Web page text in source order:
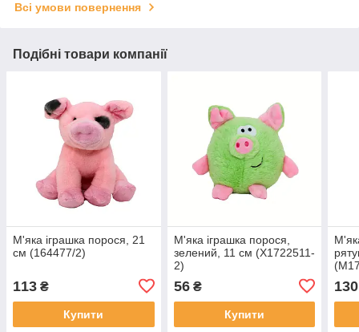
Всі умови повернення
Подібні товари компанії
М'яка іграшка порося, 21
см (164477/2)
113 ₴
Купити
М'яка іграшка порося,
зелений, 11 см (X1722511-
2)
56₴
Купити
130